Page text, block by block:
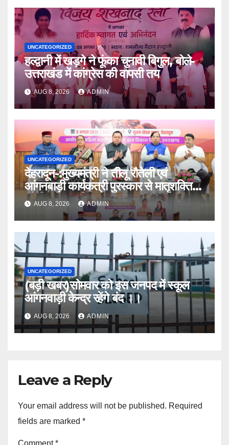
UNCATEGORIZED
हल्द्वानी में खड़गे ने फूंका चुनावी बिगुल, बोले-
उत्तराखंड में कांग्रेस की वापसी तय
AUG 8, 2026 ADMIN
UNCATEGORIZED
देहरादून-:मुख्यमंत्री ने तीलू रौतेली एवं
आंगनबाड़ी कार्यकत्री पुरस्कार से मातृशक्ति
को किया सम्मानित
AUG 8, 2026 ADMIN
UNCATEGORIZED
(बड़ी खबर)सोमवार को इस जनपद में स्कूल
आंगनवाड़ी केन्द्र रहेंगे बंद ।।
AUG 8, 2026 ADMIN
Leave a Reply
Your email address will not be published. Required
fields are marked *
Comment*